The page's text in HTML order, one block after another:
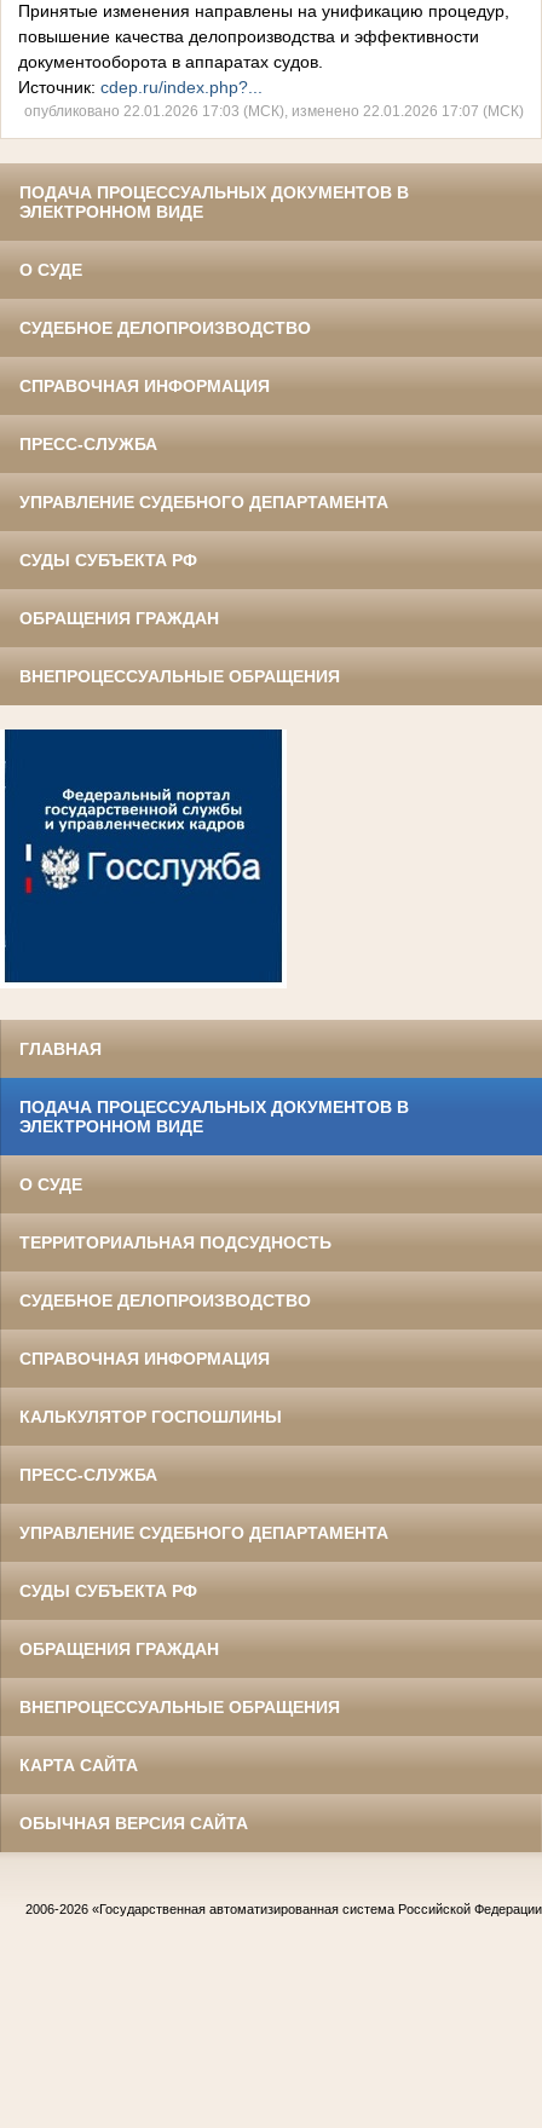
Принятые изменения направлены на унификацию процедур,
повышение качества делопроизводства и эффективности
документооборота в аппаратах судов.
Источник: cdep.ru/index.php?...
опубликовано 22.01.2026 17:03 (МСК), изменено 22.01.2026 17:07 (МСК)
ПОДАЧА ПРОЦЕССУАЛЬНЫХ ДОКУМЕНТОВ В
ЭЛЕКТРОННОМ ВИДЕ
О СУДЕ
СУДЕБНОЕ ДЕЛОПРОИЗВОДСТВО
СПРАВОЧНАЯ ИНФОРМАЦИЯ
ПРЕСС-СЛУЖБА
УПРАВЛЕНИЕ СУДЕБНОГО ДЕПАРТАМЕНТА
СУДЫ СУБЪЕКТА РФ
ОБРАЩЕНИЯ ГРАЖДАН
ВНЕПРОЦЕССУАЛЬНЫЕ ОБРАЩЕНИЯ
ГЛАВНАЯ
ПОДАЧА ПРОЦЕССУАЛЬНЫХ ДОКУМЕНТОВ В
ЭЛЕКТРОННОМ ВИДЕ
О СУДЕ
ТЕРРИТОРИАЛЬНАЯ ПОДСУДНОСТЬ
СУДЕБНОЕ ДЕЛОПРОИЗВОДСТВО
СПРАВОЧНАЯ ИНФОРМАЦИЯ
КАЛЬКУЛЯТОР ГОСПОШЛИНЫ
ПРЕСС-СЛУЖБА
УПРАВЛЕНИЕ СУДЕБНОГО ДЕПАРТАМЕНТА
СУДЫ СУБЪЕКТА РФ
ОБРАЩЕНИЯ ГРАЖДАН
ВНЕПРОЦЕССУАЛЬНЫЕ ОБРАЩЕНИЯ
КАРТА САЙТА
ОБЫЧНАЯ ВЕРСИЯ САЙТА
2006-2026 «Государственная автоматизированная система Российской